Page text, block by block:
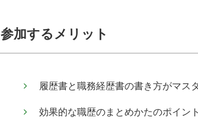
参加するメリット
履歴書と職務経歴書の書き方がマス
効果的な職歴のまとめかたのポイン